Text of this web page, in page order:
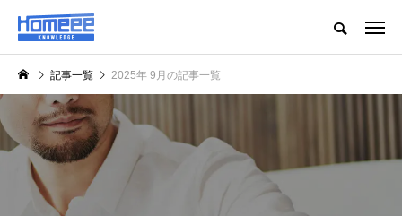
記事一覧 2025年 9月の記事一覧